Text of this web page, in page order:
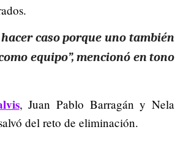
caso porque uno también
equipo”, mencionó en tono
, Juan Pablo Barragán y Nela
del reto de eliminación.